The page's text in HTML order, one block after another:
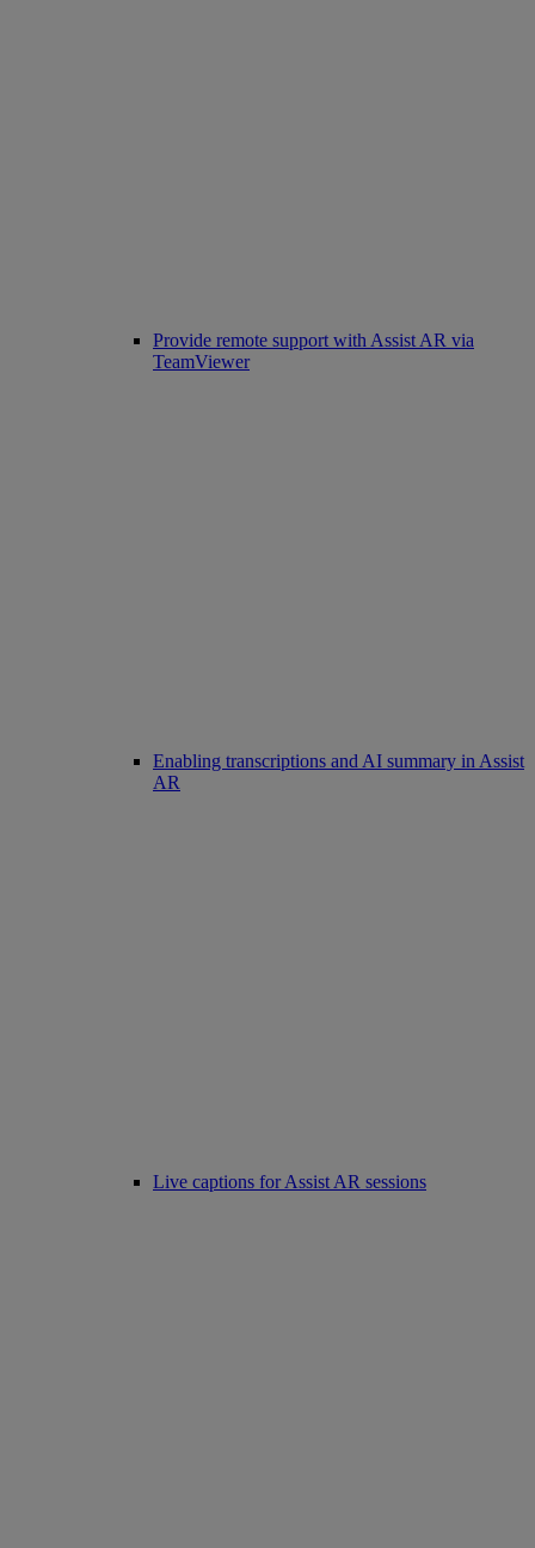
Provide remote support with Assist AR via
TeamViewer
Enabling transcriptions and AI summary in Assist
AR
Live captions for Assist AR sessions